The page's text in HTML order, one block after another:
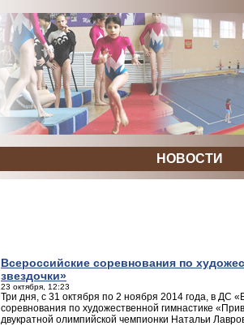
НОВОСТИ
Всероссийские соревнования по
звездочки»
23 октября, 12:23
Три дня, с 31 октября по 2 ноября 2014 года, в ДС
соревнования по художественной гимнастике
двукратной олимпийской чемпионки Натальи